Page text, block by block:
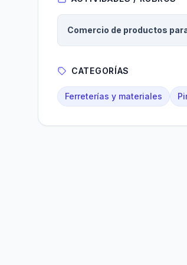
Comercio de productos
CATEGORÍAS
Ferreterías y materiales